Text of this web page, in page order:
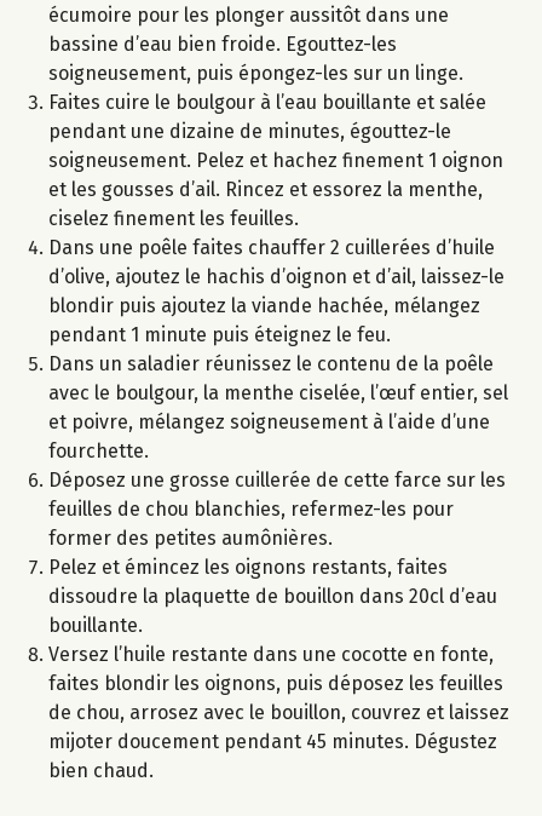
écumoire pour les plonger aussitôt dans une
bassine d’eau bien froide. Egouttez-les
soigneusement, puis épongez-les sur un linge.
Faites cuire le boulgour à l’eau bouillante et salée
pendant une dizaine de minutes, égouttez-le
soigneusement. Pelez et hachez finement 1 oignon
et les gousses d’ail. Rincez et essorez la menthe,
ciselez finement les feuilles.
Dans une poêle faites chauffer 2 cuillerées d’huile
d’olive, ajoutez le hachis d’oignon et d’ail, laissez-le
blondir puis ajoutez la viande hachée, mélangez
pendant 1 minute puis éteignez le feu.
Dans un saladier réunissez le contenu de la poêle
avec le boulgour, la menthe ciselée, l’œuf entier, sel
et poivre, mélangez soigneusement à l’aide d’une
fourchette.
Déposez une grosse cuillerée de cette farce sur les
feuilles de chou blanchies, refermez-les pour
former des petites aumônières.
Pelez et émincez les oignons restants, faites
dissoudre la plaquette de bouillon dans 20cl d’eau
bouillante.
Versez l’huile restante dans une cocotte en fonte,
faites blondir les oignons, puis déposez les feuilles
de chou, arrosez avec le bouillon, couvrez et laissez
mijoter doucement pendant 45 minutes. Dégustez
bien chaud.